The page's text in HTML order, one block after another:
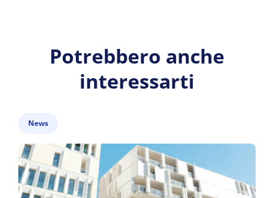
Potrebbero anche
interessarti
News